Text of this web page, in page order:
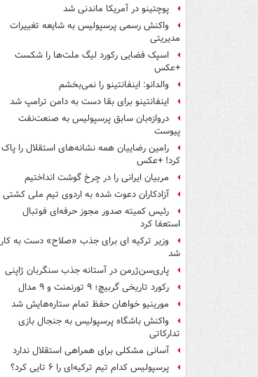
پوچتینو در آمریکا ماندنی شد
واکنش رسمی پرسپولیس به شایعه تغییرات
مدیریتی
اسپک فضایی رکورد لیگ ملت‌ها را شکست
+عکس
والدانو: اینفانتینو را نمی‌بخشم
اینفانتینو برای بقا دست به دامن ترامپ شد
دروازه‌بان سابق پرسپولیس به صنعت‌نفت
پیوست
رامین رضاییان همه نشانه‌های استقلال را پاک
کرد! +عکس
مربیان ایرانی را در چرخ گوشت انداختیم
آزادکاران دعوت شده به اردوی تیم ملی کشتی
رئیس کمیته صدور مجوز حرفه‌ای فوتبال
استعفا کرد
وزیر ترکیه ای برای جذب «صلاح» دست به کار
شد
پاری‌سن‌ژرمن در آستانه جذب سنگربان ژاپنی
رکورد تاریخی گربیچ؛ ۹ تورنمنت و ۹ مدال
مورینیو خواهان حفظ تمام ستاره‌هایش شد
واکنش باشگاه پرسپولیس به جنجال بازی
تدارکاتی
آسانی مشکلی برای همراهی استقلال ندارد
پرسپولیس کدام تیم ترکیه‌ای را ۶ تایی کرد؟